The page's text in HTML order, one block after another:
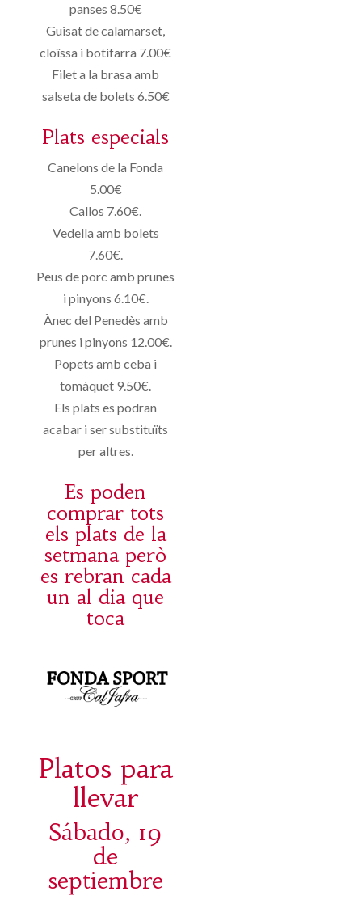
panses 8.50€
Guisat de calamarset,
cloïssa i botifarra 7.00€
Filet a la brasa amb
salseta de bolets 6.50€
Plats especials
Canelons de la Fonda
5.00€
Callos 7.60€.
Vedella amb bolets
7.60€.
Peus de porc amb prunes
i pinyons 6.10€.
Ànec del Penedès amb
prunes i pinyons 12.00€.
Popets amb ceba i
tomàquet 9.50€.
Els plats es podran
acabar i ser substituïts
per altres.
Es poden
comprar tots
els plats de la
setmana però
es rebran cada
un al dia que
toca
Platos para
llevar
Sábado, 19
de
septiembre